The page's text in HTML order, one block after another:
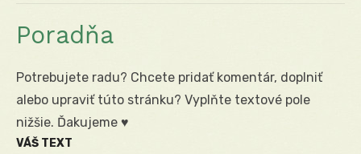
Poradňa
Potrebujete radu? Chcete pridať komentár, doplniť
alebo upraviť túto stránku? Vyplňte textové pole
nižšie. Ďakujeme ♥
VÁŠ TEXT